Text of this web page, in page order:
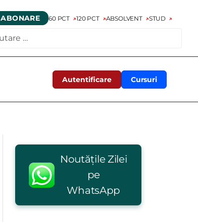
ABONARE 60 PCT 120 PCT ABSOLVENT STUD
Autentificare Cursuri
Noutățile Zilei
pe
WhatsApp